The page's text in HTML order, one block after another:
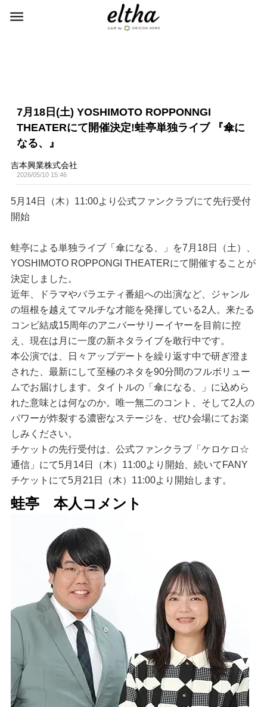
7月18日(土) YOSHIMOTO ROPPONNGI
THEATERにて開催決定!蛙亭単独ライブ 『傘に
なる、』
吉本興業株式会社
2026/05/10 15:46
5月14日（木）11:00より公式ファンクラブにて先行受付
開始
蛙亭による単独ライブ「傘になる、」を7月18日（土）、
YOSHIMOTO ROPPONGI THEATERにて開催することが
決定しました。
近年、ドラマやバラエティ番組への出演など、ジャンル
の垣根を越えてマルチな才能を発揮している2人。来たる
コンビ結成15周年のアニバーサリーイヤーを目前に控
え、現在は月に一度の新ネタライブを敢行中です。
本公演では、日々アップデートを繰り返す中で研ぎ澄ま
された、最新にして至極のネタを90分間のフルボリュー
ムでお届けします。タイトルの「傘になる、」に込めら
れた意味とは何なのか。唯一無二のコント、そして2人の
パワーが炸裂する濃密なステージを、ぜひ会場にてお楽
しみください。
チケットの先行受付は、公式ファンクラブ「ケロケロ☆
通信」にて5月14日（木）11:00より開始、続いてFANY
チケットにて5月21日（木）11:00より開始します。
蛙亭 本人コメント